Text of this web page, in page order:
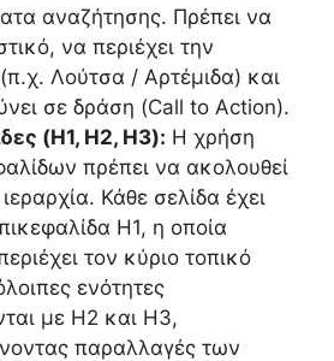
αναζήτησης. Πρέπει να
να περιέχει την
Λούτσα / Αρτέμιδα) και
σε δράση (Call to Action).
(H1, H2, H3): Η χρήση
πρέπει να ακολουθεί
Κάθε σελίδα έχει
H1, η οποία
τον κύριο τοπικό
ενότητες
με H2 και H3,
παραλλαγές των